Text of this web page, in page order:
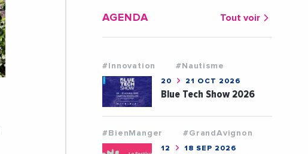
AGENDA Tout voir
#Innovation #Nautisme
20 21 OCT 2026
Blue Tech Show 2026
#BienManger #GrandAvignon
12 18 SEP 2026